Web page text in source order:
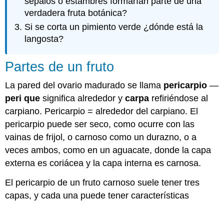
verdadera fruta botánica?
Si se corta un pimiento verde ¿dónde está la
langosta?
Partes de un fruto
La pared del ovario madurado se llama pericarpio —
peri que significa alrededor ycarpa refiriéndose al
carpiano. Pericarpio = alrededor del carpiano. El
pericarpio puede ser seco, como ocurre con las
vainas de frijol, o carnoso como un durazno, o a
veces ambos, como en un aguacate, donde la capa
externa es coriácea y la capa interna es carnosa.
El pericarpio de un fruto carnoso suele tener tres
capas, y cada una puede tener características